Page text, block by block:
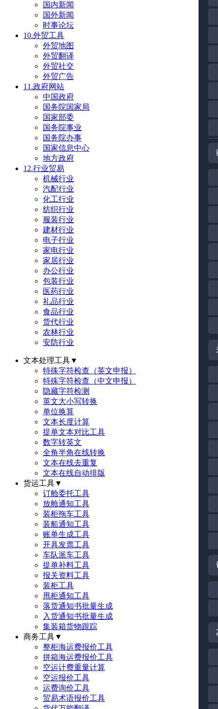
国内新闻
国外新闻
时事论坛
10.外贸工具
外贸地图
外贸翻译
外贸社交
外贸广告
11.政府网站
中国政府
国务院国家局
国家部委
国务院事业
国务院办事
国家信息中心
地方政府
12.行业贸易
机械行业
汽配行业
化工行业
纺织行业
服装行业
建材行业
电子行业
家电行业
家居行业
办公行业
包装行业
医药行业
礼品行业
食品行业
货代行业
农林行业
安防行业
文本处理工具▼
特殊字符检查（英文申报）
特殊字符检查（中文申报）
隐藏字符检测
英文大小写转换
单位换算
文本长度计算
提单文本对比工具
数字转英文
全角半角在线转换
文本在线去重复
文本在线自动排版
货运工具▼
订舱委托工具
放舱通知工具
装柜拖车工具
装船通知工具
账单生成工具
开具发票工具
车队派车工具
提单补料工具
报关资料工具
装柜工具
甩柜通知工具
落货通知书批量生成
入货通知书批量生成
集装箱货物跟踪
商务工具▼
整柜海运费报价工具
拼箱海运费报价工具
空运计费重量计算
空运报价工具
运费询价工具
贸易术语报价工具